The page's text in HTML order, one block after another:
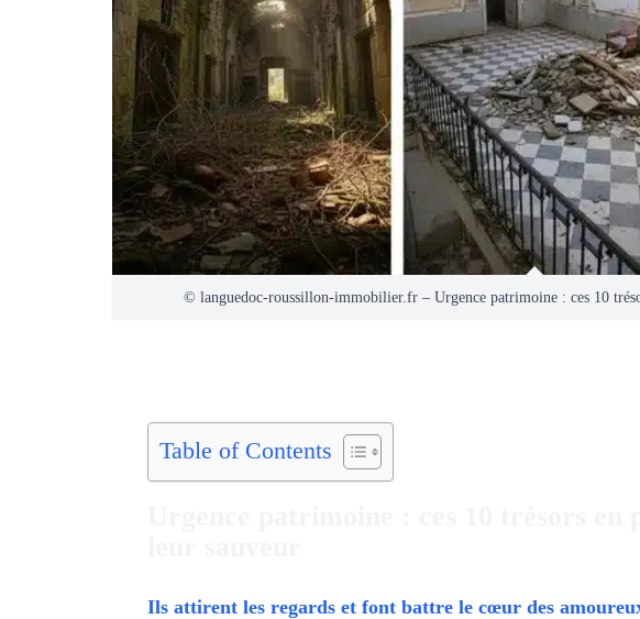
© languedoc-roussillon-immobilier.fr – Urgence patrimoine : ces 10
Table of Contents
Ils attirent les regards et font battre le cœur des